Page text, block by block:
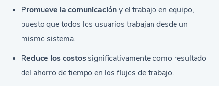
Promueve la comunicacióny el trabajo en equipo,
puesto que todos los usuarios trabajan desde un
mismo sistema.
Reduce los costos significativamente como resultado
del ahorro de tiempo en los flujos de trabajo.